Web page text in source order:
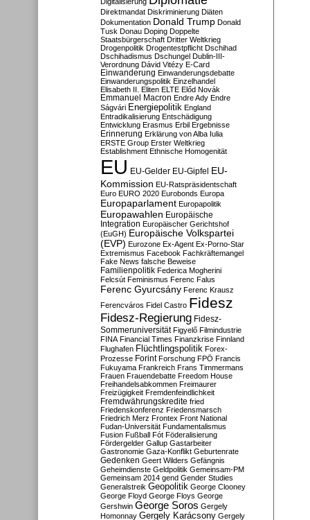
Direktmandat Diskriminierung Diäten
Dokumentation Donald Trump Donald
Tusk Donau Doping Doppelte
Staatsbürgerschaft Dritter Weltkrieg
Drogenpolitik Drogentestpflicht Dschihad
Dschihadismus Dschungel Dublin-III-
Verordnung Dávid Vitézy E-Card
Einwanderung Einwanderungsdebatte
Einwanderungspolitik Einzelhandel
Elisabeth II. Eliten ELTE Előd Novák
Emmanuel Macron Endre Ady Endre
Ságvári Energiepolitik England
Entradikalisierung Entschädigung
Entwicklung Erasmus Erbil Ergebnisse
Erinnerung Erklärung von Alba Iulia
ERSTE Group Erster Weltkrieg
Establishment Ethnische Homogenität
EU EU-Gelder EU-Gipfel EU-
Kommission EU-Ratspräsidentschaft
Euro EURO 2020 Eurobonds Europa
Europaparlament Europapolitik
Europawahlen Europäische
Integration Europäischer Gerichtshof
(EuGH) Europäische Volkspartei
(EVP) Eurozone Ex-Agent Ex-Porno-Star
Extremismus Facebook Fachkräftemangel
Fake News falsche Beweise
Familienpolitik Federica Mogherini
Felcsút Feminismus Ferenc Falus
Ferenc Gyurcsány Ferenc Krausz
Ferencváros Fidel Castro Fidesz
Fidesz-Regierung Fidesz-
Sommeruniversität Figyelő Filmindustrie
FINA Financial Times Finanzkrise Finnland
Flughafen Flüchtlingspolitik Forex-
Prozesse Forint Forschung FPÖ Francis
Fukuyama Frankreich Frans Timmermans
Frauen Frauendebatte Freedom House
Freihandelsabkommen Freimaurer
Freizügigkeit Fremdenfeindlichkeit
Fremdwährungskredite fried
Friedenskonferenz Friedensmarsch
Friedrich Merz Frontex Front National
Fudan-Universität Fundamentalismus
Fusion Fußball Fót Föderalisierung
Fördergelder Gallup Gastarbeiter
Gastronomie Gaza-Konflikt Geburtenrate
Gedenken Geert Wilders Gefängnis
Geheimdienste Geldpolitik Gemeinsam-PM
Gemeinsam 2014 gend Gender Studies
Generalstreik Geopolitik George Clooney
George Floyd George Floys George
Gershwin George Soros Gergely
Homonnay Gergely Karácsony Gergely